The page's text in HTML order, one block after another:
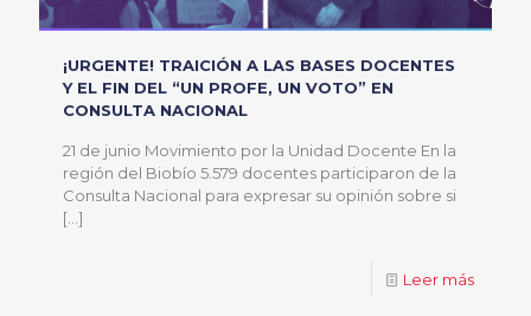
¡URGENTE! TRAICIÓN A LAS BASES DOCENTES
Y EL FIN DEL “UN PROFE, UN VOTO” EN
CONSULTA NACIONAL
21 de junio Movimiento por la Unidad Docente En la
región del Biobío 5.579 docentes participaron de la
Consulta Nacional para expresar su opinión sobre si
[…]
Leer más